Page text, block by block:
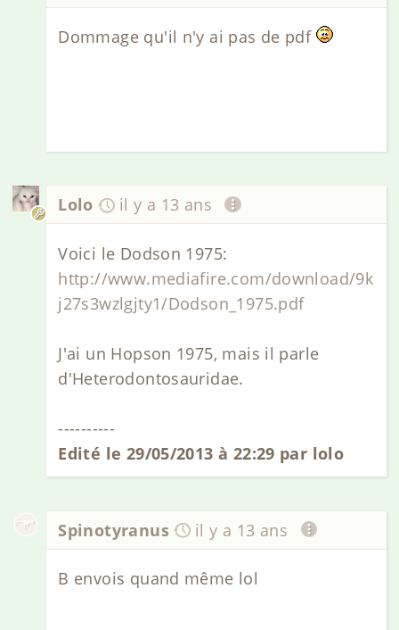
Dommage qu'il n'y ai pas de pdf
Lolo il y a 13 ans
Voici le Dodson 1975:
http://www.mediafire.com/download/9k
j27s3wzlgjty1/Dodson_1975.pdf
J'ai un Hopson 1975, mais il parle
d'Heterodontosauridae.
----------
Edité le 29/05/2013 à 22:29 par lolo
Spinotyranus il y a 13 ans
B envois quand même lol